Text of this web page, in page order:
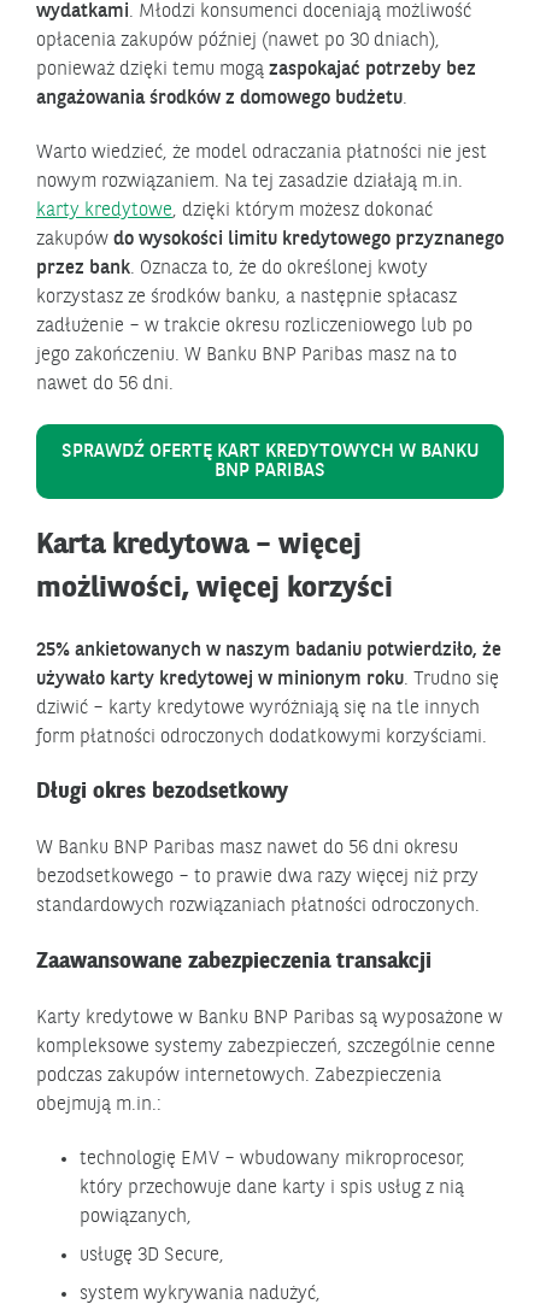
wydatkami. Młodzi konsumenci doceniają możliwość
opłacenia zakupów później (nawet po 30 dniach),
ponieważ dzięki temu mogą zaspokajać potrzeby bez
angażowania środków z domowego budżetu.
Warto wiedzieć, że model odraczania płatności nie jest
nowym rozwiązaniem. Na tej zasadzie działają m.in.
karty kredytowe, dzięki którym możesz dokonać
zakupów do wysokości limitu kredytowego przyznanego
przez bank. Oznacza to, że do określonej kwoty
korzystasz ze środków banku, a następnie spłacasz
zadłużenie – w trakcie okresu rozliczeniowego lub po
jego zakończeniu. W Banku BNP Paribas masz na to
nawet do 56 dni.
SPRAWDŹ OFERTĘ KART KREDYTOWYCH W BANKU
BNP PARIBAS
Karta kredytowa – więcej
możliwości, więcej korzyści
25% ankietowanych w naszym badaniu potwierdziło, że
używało karty kredytowej w minionym roku. Trudno się
dziwić – karty kredytowe wyróżniają się na tle innych
form płatności odroczonych dodatkowymi korzyściami.
Długi okres bezodsetkowy
W Banku BNP Paribas masz nawet do 56 dni okresu
bezodsetkowego – to prawie dwa razy więcej niż przy
standardowych rozwiązaniach płatności odroczonych.
Zaawansowane zabezpieczenia transakcji
Karty kredytowe w Banku BNP Paribas są wyposażone w
kompleksowe systemy zabezpieczeń, szczególnie cenne
podczas zakupów internetowych. Zabezpieczenia
obejmują m.in.:
technologię EMV – wbudowany mikroprocesor,
który przechowuje dane karty i spis usług z nią
powiązanych,
usługę 3D Secure,
system wykrywania nadużyć,